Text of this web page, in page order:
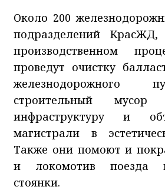
Около 200
подразделений
производственном
проведут очистку
железнодорожного
строительный
инфраструктуру и
магистрали в
Также они помоют и
и локомотив поезда
стоянки.